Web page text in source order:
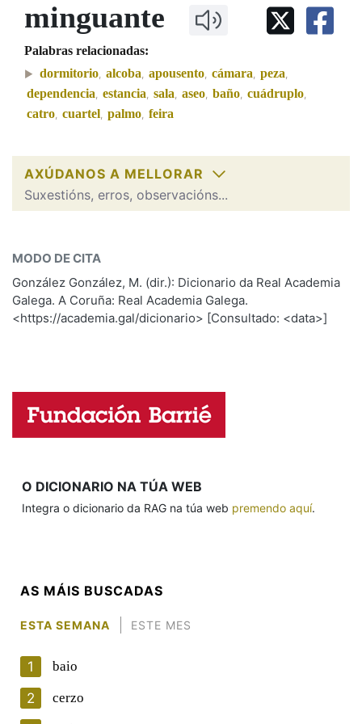
IDENTIDADE CORPORATIVA
MARCIAL DEL ADALID
BAZÁN
FIGURAS HOMENAXEADAS
60 ANOS DLG
PRIMAVERA DAS LETRAS
PORTAL DAS PALABRAS
Facebook
TwitterYoutubeInstagram
Bluesky
BUSCAR NOS LEMAS
Comeza por
Remata por
Contén
BUSCAR NO CONTIDO
Nas definicións
Na fraseoloxía
OUTRAS OPCIÓNS DE BUSCA
Marcas gramaticais
minguante
Palabras relacionadas:
dormitorio, alcoba, apousento, cámara, peza,
dependencia, estancia, sala, aseo, baño, cuádruplo,
catro, cuartel, palmo, feira
AXÚDANOS A MELLORAR
Suxestións, erros, observacións...
ESCOLLE UNHA OPCIÓN:
Observación Hai un erro na palabra
Propoño mellorar a definición
Nome
MODO DE CITA
González González, M. (dir.): Dicionario da Real Academia
Galega. A Coruña: Real Academia Galega.
<https://academia.gal/dicionario> [Consultado: <data>]
O DICIONARIO NA TÚA WEB
Integra o dicionario da RAG na túa web premendo aquí.
AS MÁIS BUSCADAS
ESTA SEMANA ESTE MES
1 baio
2 cerzo